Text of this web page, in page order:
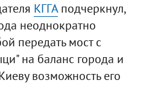
КГГАподчеркнул,
неоднократно
передать мост с
на баланс города и
возможность его